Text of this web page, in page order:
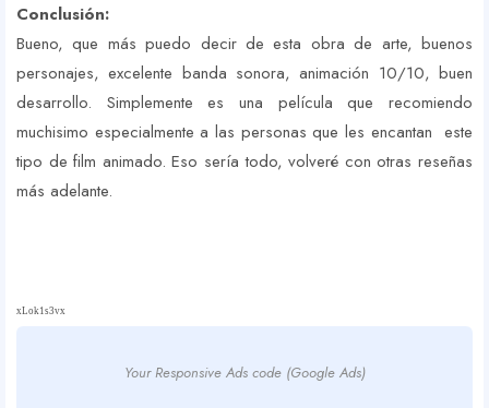
Conclusión:
Bueno, que más puedo decir de esta obra de arte, buenos
personajes, excelente banda sonora, animación 10/10, buen
desarrollo. Simplemente es una película que recomiendo
muchisimo especialmente a las personas que les encantan este
tipo de film animado. Eso sería todo, volveré con otras reseñas
más adelante.
xLok1s3vx
Your Responsive Ads code (Google Ads)